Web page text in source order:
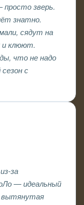
просто зверь.
знатно.
сядут на
и клюют.
что не надо
с
за
— идеальный
вытянутая